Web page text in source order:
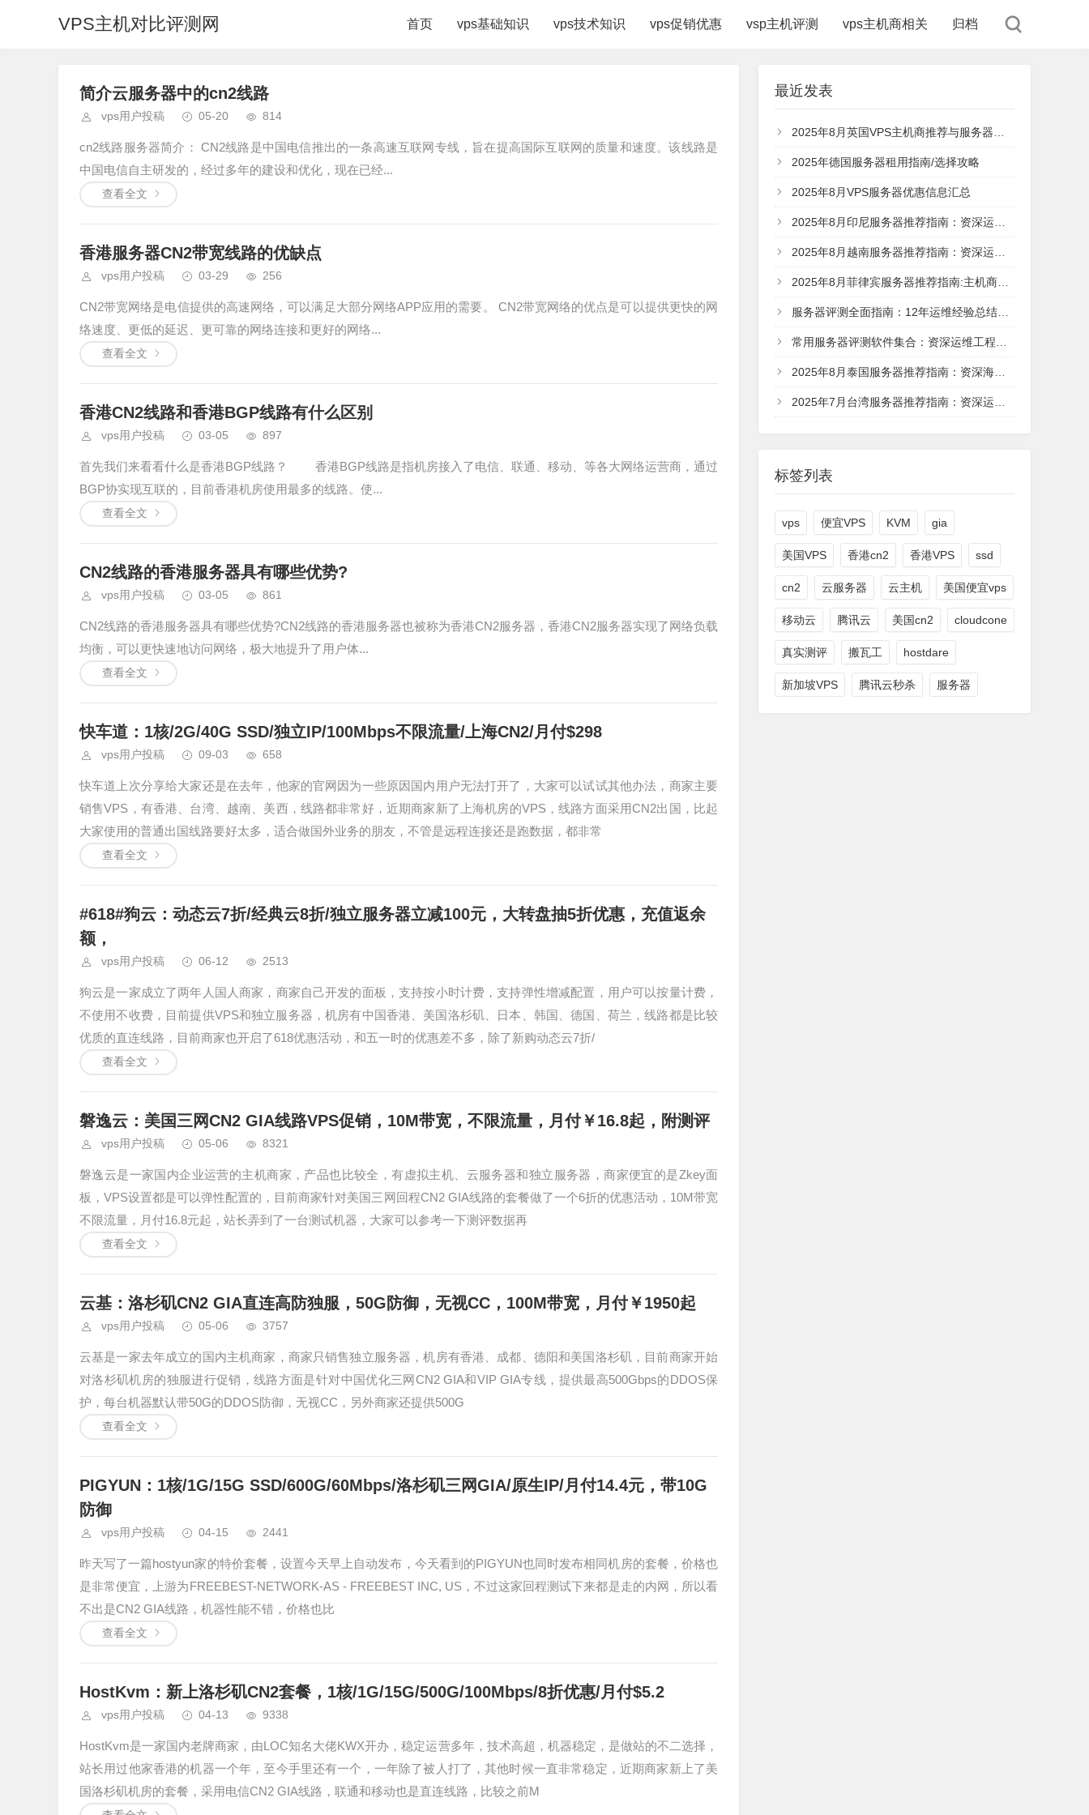
VPS主机对比评测网 首页 vps基础知识 vps技术知识 vps促销优惠 vsp主机评测 vps主机商相关 归档
简介云服务器中的cn2线路
vps用户投稿 05-20 814
cn2线路服务器简介： CN2线路是中国电信推出的一条高速互联网专线，旨在提高国际互联网的质量和速度。该线路是
中国电信自主研发的，经过多年的建设和优化，现在已经...
查看全文
香港服务器CN2带宽线路的优缺点
vps用户投稿 03-29 256
CN2带宽网络是电信提供的高速网络，可以满足大部分网络APP应用的需要。 CN2带宽网络的优点是可以提供更快的网
络速度、更低的延迟、更可靠的网络连接和更好的网络...
查看全文
香港CN2线路和香港BGP线路有什么区别
vps用户投稿 03-05 897
首先我们来看看什么是香港BGP线路？ 香港BGP线路是指机房接入了电信、联通、移动、等各大网络运营商，通过
BGP协实现互联的，目前香港机房使用最多的线路。使...
查看全文
CN2线路的香港服务器具有哪些优势?
vps用户投稿 03-05 861
CN2线路的香港服务器具有哪些优势?CN2线路的香港服务器也被称为香港CN2服务器，香港CN2服务器实现了网络负载
均衡，可以更快速地访问网络，极大地提升了用户体...
查看全文
快车道：1核/2G/40G SSD/独立IP/100Mbps不限流量/上海CN2/月付$298
vps用户投稿 09-03 658
快车道上次分享给大家还是在去年，他家的官网因为一些原因国内用户无法打开了，大家可以试试其他办法，商家主要
销售VPS，有香港、台湾、越南、美西，线路都非常好，近期商家新了上海机房的VPS，线路方面采用CN2出国，比起
大家使用的普通出国线路要好太多，适合做国外业务的朋友，不管是远程连接还是跑数据，都非常
查看全文
#618#狗云：动态云7折/经典云8折/独立服务器立减100元，大转盘抽5折优惠，充值返余
额，
vps用户投稿 06-12 2513
狗云是一家成立了两年人国人商家，商家自己开发的面板，支持按小时计费，支持弹性增减配置，用户可以按量计费，
不使用不收费，目前提供VPS和独立服务器，机房有中国香港、美国洛杉矶、日本、韩国、德国、荷兰，线路都是比较
优质的直连线路，目前商家也开启了618优惠活动，和五一时的优惠差不多，除了新购动态云7折/
查看全文
磐逸云：美国三网CN2 GIA线路VPS促销，10M带宽，不限流量，月付￥16.8起，附测评
vps用户投稿 05-06 8321
磐逸云是一家国内企业运营的主机商家，产品也比较全，有虚拟主机、云服务器和独立服务器，商家便宜的是Zkey面
板，VPS设置都是可以弹性配置的，目前商家针对美国三网回程CN2 GIA线路的套餐做了一个6折的优惠活动，10M带宽
不限流量，月付16.8元起，站长弄到了一台测试机器，大家可以参考一下测评数据再
查看全文
云基：洛杉矶CN2 GIA直连高防独服，50G防御，无视CC，100M带宽，月付￥1950起
vps用户投稿 05-06 3757
云基是一家去年成立的国内主机商家，商家只销售独立服务器，机房有香港、成都、德阳和美国洛杉矶，目前商家开始
对洛杉矶机房的独服进行促销，线路方面是针对中国优化三网CN2 GIA和VIP GIA专线，提供最高500Gbps的DDOS保
护，每台机器默认带50G的DDOS防御，无视CC，另外商家还提供500G
查看全文
PIGYUN：1核/1G/15G SSD/600G/60Mbps/洛杉矶三网GIA/原生IP/月付14.4元，带10G
防御
vps用户投稿 04-15 2441
昨天写了一篇hostyun家的特价套餐，设置今天早上自动发布，今天看到的PIGYUN也同时发布相同机房的套餐，价格也
是非常便宜，上游为FREEBEST-NETWORK-AS - FREEBEST INC, US，不过这家回程测试下来都是走的内网，所以看
不出是CN2 GIA线路，机器性能不错，价格也比
查看全文
HostKvm：新上洛杉矶CN2套餐，1核/1G/15G/500G/100Mbps/8折优惠/月付$5.2
vps用户投稿 04-13 9338
HostKvm是一家国内老牌商家，由LOC知名大佬KWX开办，稳定运营多年，技术高超，机器稳定，是做站的不二选择，
站长用过他家香港的机器一个年，至今手里还有一个，一年除了被人打了，其他时候一直非常稳定，近期商家新上了美
国洛杉矶机房的套餐，采用电信CN2 GIA线路，联通和移动也是直连线路，比较之前M
最近发表
2025年8月英国VPS主机商推荐与服务器选择攻略（伦敦/英国节点）
2025年德国服务器租用指南/选择攻略
2025年8月VPS服务器优惠信息汇总
2025年8月印尼服务器推荐指南：资深运维工程师教你服务器选择攻略
2025年8月越南服务器推荐指南：资深运维工程师的深度选择攻略
2025年8月菲律宾服务器推荐指南:主机商对比和主机选购
服务器评测全面指南：12年运维经验总结的评测体系
常用服务器评测软件集合：资深运维工程师的实战指南
2025年8月泰国服务器推荐指南：资深海外运维专家深度解析
2025年7月台湾服务器推荐指南：资深运维工程师深度解析
标签列表
vps 便宜VPS KVM gia
美国VPS 香港cn2 香港VPS ssd
cn2 云服务器 云主机 美国便宜vps
移动云 腾讯云 美国cn2 cloudcone
真实测评 搬瓦工 hostdare
新加坡VPS 腾讯云秒杀 服务器